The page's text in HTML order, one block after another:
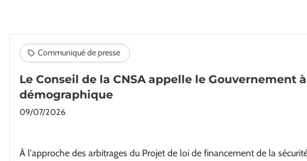
Le Conseil de la CNSA appelle le Gouvernement
démographique
09/07/2026
À l'approche des arbitrages du Projet de loi de financement de la